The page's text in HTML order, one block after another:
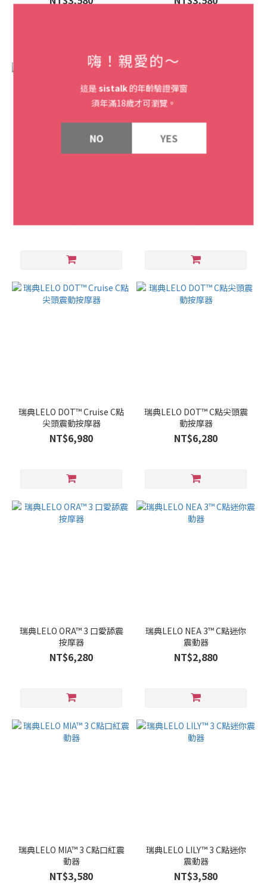
瑞典LELO DOT™ Cruise C點
尖頭震動按摩器
NT$6,980
瑞典LELO DOT™ C點尖頭震
動按摩器
NT$6,280
瑞典LELO ORA™ 3 口愛舔震
按摩器
NT$6,280
瑞典LELO NEA 3™ C點迷你
震動器
NT$2,880
瑞典LELO MIA™ 3 C點口紅震
動器
NT$3,580
瑞典LELO LILY™ 3 C點迷你
震動器
NT$3,580
嗨！親愛的～
這是 sistalk的年齡驗證彈窗
須年滿18歲才可瀏覽。
NO YES